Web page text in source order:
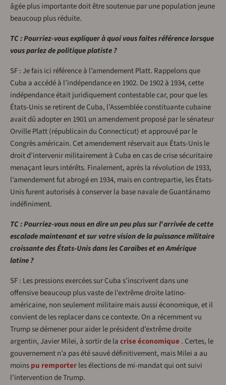
âgée plus importante doit être soutenue par une population jeune
beaucoup plus réduite.
TC : Pourriez-vous expliquer à quoi vous faites référence lorsque
vous parlez de politique platiste ?
SF : Je fais ici référence à l’amendement Platt. Rappelons que
Cuba a accédé à l’indépendance en 1902. De 1902 à 1934, cette
indépendance était juridiquement contestable car, pour que les
États-Unis se retirent de Cuba, l’Assemblée constituante cubaine
avait dû adopter en 1901 un amendement proposé par le sénateur
Orville Platt (républicain du Connecticut) et approuvé par le
Congrès américain. Cet amendement réservait aux États-Unis le
droit d’intervenir militairement à Cuba en cas de crise sécuritaire
menaçant leurs intérêts. Finalement, après la révolution de 1933,
l’amendement fut abrogé en 1934, mais en contrepartie, les États-
Unis furent autorisés à conserver la base navale de Guantánamo
indéfiniment.
TC : Pourriez-vous nous en dire un peu plus sur l’arrivée de cette
escalade maintenant et sur votre vision de la puissance militaire
croissante des États-Unis dans les Caraïbes et en Amérique
latine ?
SF : Les pressions exercées sur Cuba s’inscrivent dans une
offensive beaucoup plus vaste de l’extrême droite latino-
américaine, non seulement militaire mais aussi économique, et il
convient de les replacer dans ce contexte. On a récemment vu
Trump se démener pour aider le président d’extrême droite
argentin, Javier Milei, à sortir de lacrise économique . Certes, le
gouvernement n’a pas été sauvé définitivement, mais Milei a au
moinspu remporterles élections de mi-mandat qui ont suivi
l’intervention de Trump.